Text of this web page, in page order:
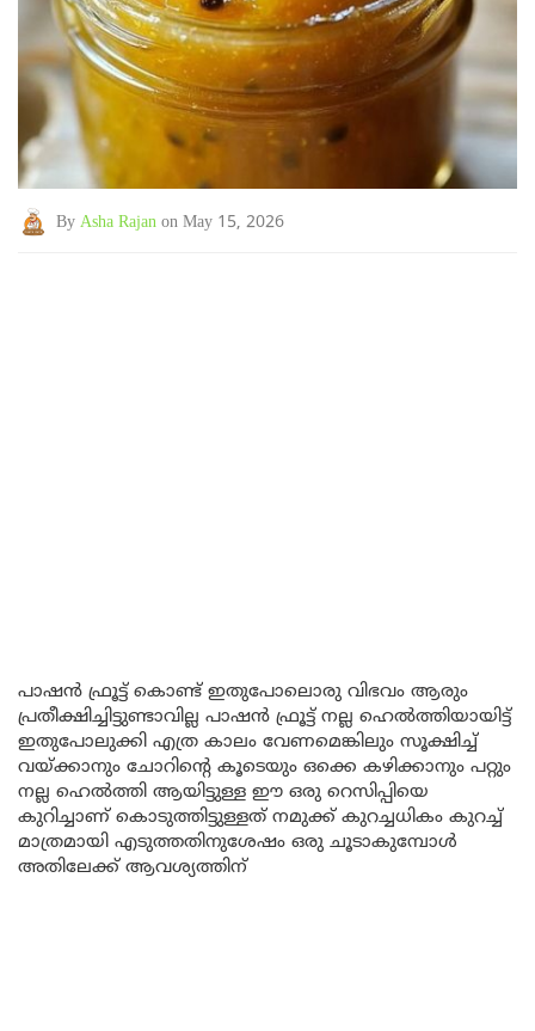
By Asha Rajan on May 15, 2026
പാഷൻ ഫ്രൂട്ട് കൊണ്ട് ഇതുപോലൊരു വിഭവം ആരും
പ്രതീക്ഷിച്ചിട്ടുണ്ടാവില്ല പാഷൻ ഫ്രൂട്ട് നല്ല ഹെൽത്തിയായിട്ട്
ഇതുപോലുക്കി എത്ര കാലം വേണമെങ്കിലും സൂക്ഷിച്ച്
വയ്ക്കാനും ചോറിന്റെ കൂടെയും ഒക്കെ കഴിക്കാനും പറ്റും
നല്ല ഹെൽത്തി ആയിട്ടുള്ള ഈ ഒരു റെസിപ്പിയെ
കുറിച്ചാണ് കൊടുത്തിട്ടുള്ളത് നമുക്ക് കുറച്ചധികം കുറച്ച്
മാത്രമായി എടുത്തതിനുശേഷം ഒരു ചൂടാകുമ്പോൾ
അതിലേക്ക് ആവശ്യത്തിന്